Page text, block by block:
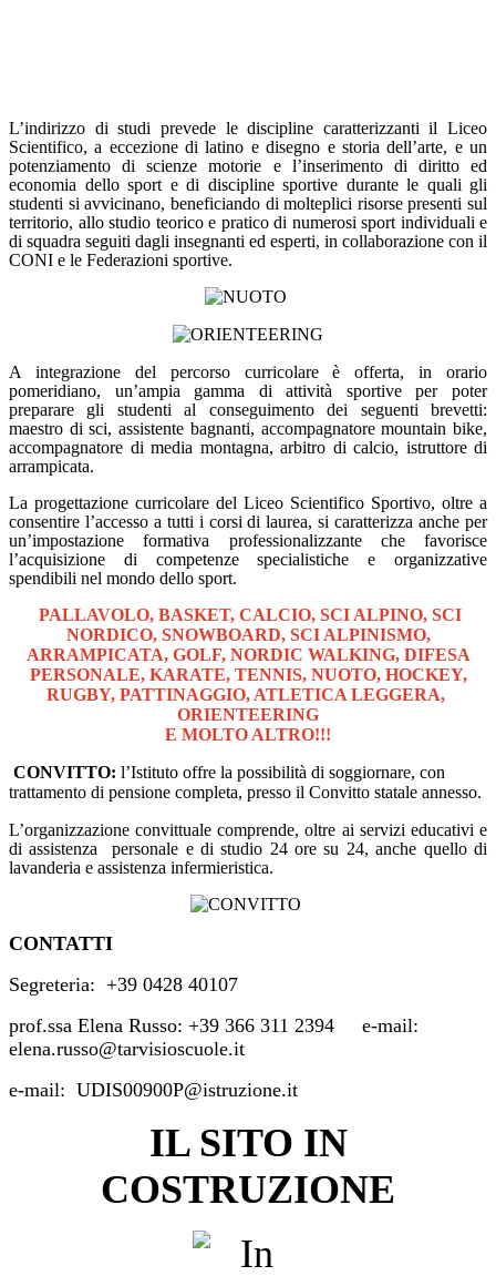
L’indirizzo di studi prevede le discipline caratterizzanti il Liceo
Scientifico, a eccezione di latino e disegno e storia dell’arte, e un
potenziamento di scienze motorie e l’inserimento di diritto ed
economia dello sport e di discipline sportive durante le quali gli
studenti si avvicinano, beneficiando di molteplici risorse presenti sul
territorio, allo studio teorico e pratico di numerosi sport individuali e
di squadra seguiti dagli insegnanti ed esperti, in collaborazione con il
CONI e le Federazioni sportive.
A integrazione del percorso curricolare è offerta, in orario
pomeridiano, un’ampia gamma di attività sportive per poter
preparare gli studenti al conseguimento dei seguenti brevetti:
maestro di sci, assistente bagnanti, accompagnatore mountain bike,
accompagnatore di media montagna, arbitro di calcio, istruttore di
arrampicata.
La progettazione curricolare del Liceo Scientifico Sportivo, oltre a
consentire l’accesso a tutti i corsi di laurea, si caratterizza anche per
un’impostazione formativa professionalizzante che favorisce
l’acquisizione di competenze specialistiche e organizzative
spendibili nel mondo dello sport.
PALLAVOLO, BASKET, CALCIO, SCI ALPINO, SCI
NORDICO, SNOWBOARD, SCI ALPINISMO,
ARRAMPICATA, GOLF, NORDIC WALKING, DIFESA
PERSONALE, KARATE, TENNIS, NUOTO, HOCKEY,
RUGBY, PATTINAGGIO, ATLETICA LEGGERA,
ORIENTEERING
E MOLTO ALTRO!!!
CONVITTO: l’Istituto offre la possibilità di soggiornare, con
trattamento di pensione completa, presso il Convitto statale annesso.
L’organizzazione convittuale comprende, oltre ai servizi educativi e
di assistenza
personale e di studio 24 ore su 24, anche quello di
lavanderia e assistenza infermieristica.
CONTATTI
Segreteria: +39 0428 40107
prof.ssa Elena Russo: +39 366 311 2394 e-mail:
elena.russo@tarvisioscuole.it
e-mail: UDIS00900P@istruzione.it
IL SITO IN
COSTRUZIONE